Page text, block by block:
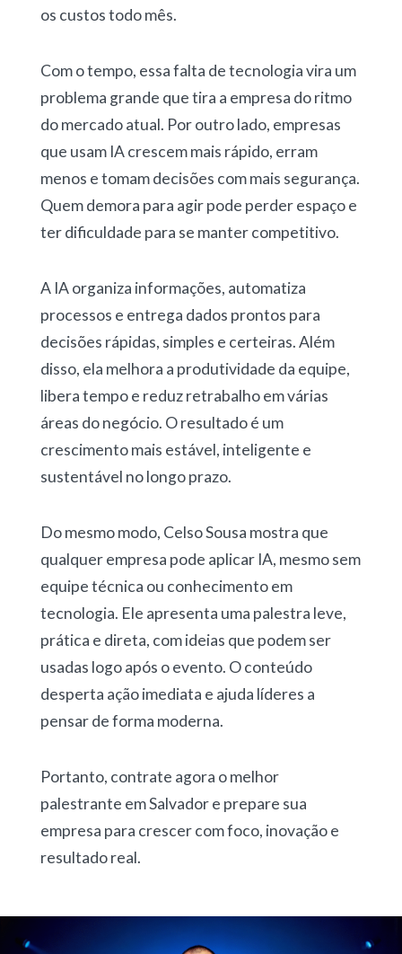
os custos todo mês.
Com o tempo, essa falta de tecnologia vira um
problema grande que tira a empresa do ritmo
do mercado atual. Por outro lado, empresas
que usam IA crescem mais rápido, erram
menos e tomam decisões com mais segurança.
Quem demora para agir pode perder espaço e
ter dificuldade para se manter competitivo.
A IA organiza informações, automatiza
processos e entrega dados prontos para
decisões rápidas, simples e certeiras. Além
disso, ela melhora a produtividade da equipe,
libera tempo e reduz retrabalho em várias
áreas do negócio. O resultado é um
crescimento mais estável, inteligente e
sustentável no longo prazo.
Do mesmo modo, Celso Sousa mostra que
qualquer empresa pode aplicar IA, mesmo sem
equipe técnica ou conhecimento em
tecnologia. Ele apresenta uma palestra leve,
prática e direta, com ideias que podem ser
usadas logo após o evento. O conteúdo
desperta ação imediata e ajuda líderes a
pensar de forma moderna.
Portanto, contrate agora o melhor
palestrante em Salvador e prepare sua
empresa para crescer com foco, inovação e
resultado real.